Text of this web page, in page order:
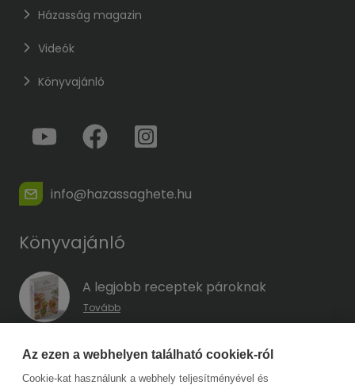
Házasság magazin
Videók
Könyvajánló
info@hazassaghete.hu
Könyvajánló
A legjobb receptek pároknak
Tovább
A hűség kódja – Hogyan előzd meg a
megcsalást, mielőtt még eszedbe jutott
Az ezen a webhelyen található cookiek-ról
Cookie-kat használunk a webhely teljesítményével és